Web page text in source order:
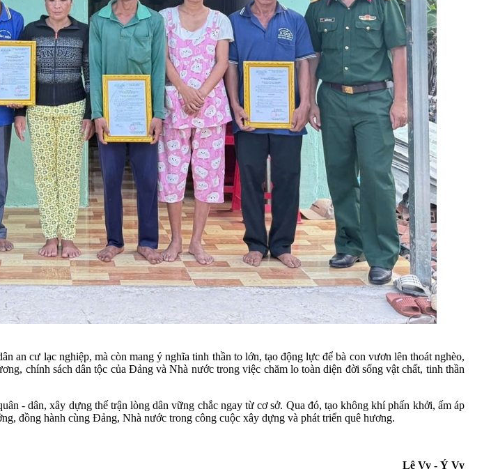
an cư lạc nghiệp, mà còn mang ý nghĩa tinh thần to lớn, tạo động lực để bà con vươn lên thoát nghèo,
chính sách dân tộc của Đảng và Nhà nước trong việc chăm lo toàn diện đời sống vật chất, tinh thần
- dân, xây dựng thế trận lòng dân vững chắc ngay từ cơ sở. Qua đó, tạo không khí phấn khởi, ấm áp
đồng hành cùng Đảng, Nhà nước trong công cuộc xây dựng và phát triển quê hương.
Lê Vy - Ý Vy